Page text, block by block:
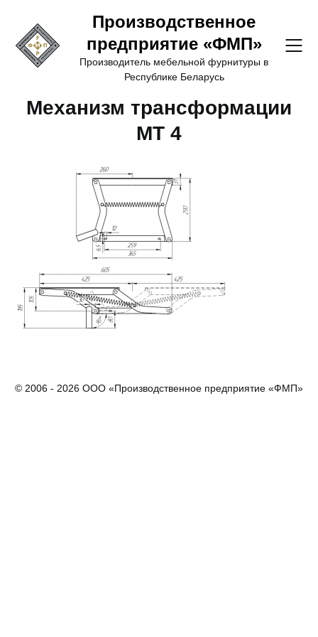
содержимому
Производственное
предприятие «ФМП»
Производитель мебельной фурнитуры в
Республике Беларусь
Механизм трансформации
МТ 4
© 2006 - 2026 ООО «Производственное предприятие «ФМП»